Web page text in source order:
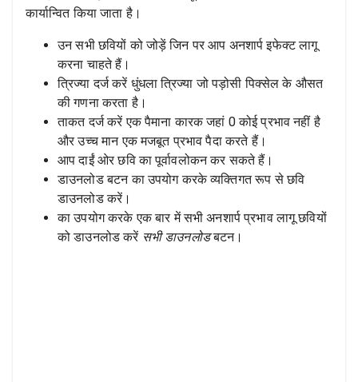
कार्यान्वित किया जाता है।
उन सभी छवियों को जोड़ें जिन पर आप अनशार्प इफेक्ट लागू
करना चाहते हैं।
त्रिज्या दर्ज करें धुंधला त्रिज्या जो पड़ोसी पिक्सेल के औसत
की गणना करता है।
ताकत दर्ज करें एक पैमाना कारक जहां 0 कोई प्रभाव नहीं है
और उच्च मान एक मजबूत प्रभाव पैदा करते हैं।
आप दाईं ओर छवि का पूर्वावलोकन कर सकते हैं।
डाउनलोड बटन का उपयोग करके व्यक्तिगत रूप से छवि
डाउनलोड करें।
का उपयोग करके एक बार में सभी अनशार्प प्रभाव लागू छवियों
को डाउनलोड करें सभी डाउनलोडबटन।